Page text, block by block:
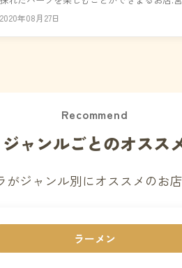
10:00～18:00,定休日 : 水...
2020年08月27日
Recommend
ジャンルごとのオスス
がジャンル別にオススメのお
ラーメン